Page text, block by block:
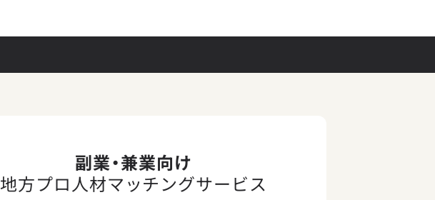
副業・兼業向け
地方プロ人材マッチングサービス